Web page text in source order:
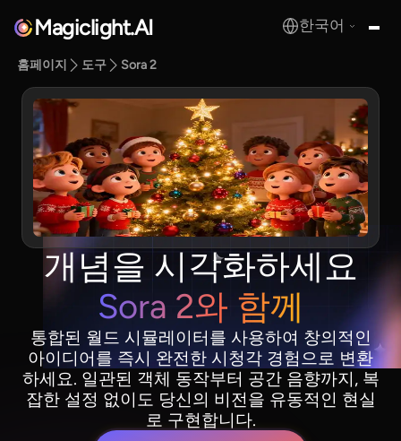
Magiclight.AI 한국어
홈페이지 도구 Sora 2
개념을 시각화하세요
Sora 2와 함께
통합된 월드 시뮬레이터를 사용하여 창의적인
아이디어를 즉시 완전한 시청각 경험으로 변환
하세요. 일관된 객체 동작부터 공간 음향까지, 복
잡한 설정 없이도 당신의 비전을 유동적인 현실
로 구현합니다.